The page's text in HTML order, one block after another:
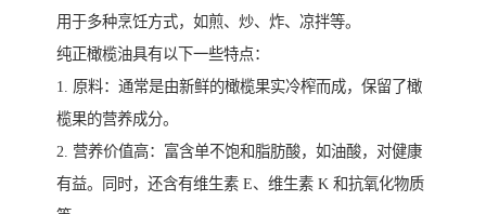
用于多种烹饪方式，如煎、炒、炸、凉拌等。
纯正橄榄油具有以下一些特点：
1. 原料：通常是由新鲜的橄榄果实冷榨而成，保留了橄
榄果的营养成分。
2. 营养价值高：富含单不饱和脂肪酸，如油酸，对健康
有益。同时，还含有维生素 E、维生素 K 和抗氧化物质